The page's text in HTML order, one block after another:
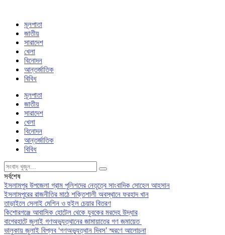
মূলপাতা
জাতীয়
সারাদেশ
খেলা
বিনোদন
আন্তর্জাতিক
বিবিধ
মূলপাতা
জাতীয়
সারাদেশ
খেলা
বিনোদন
আন্তর্জাতিক
বিবিধ
সর্বশেষ
ইসলামপুর উপজেলা গ্রাম পুলিশদের নেতৃত্বে সাংবাদিক সোহেল আহসান
ইসলামপুরের রাজনীতির মাঠে শক্তিশালী অবস্থানে ফরহাদ খান
তাড়াইলে সেলাই মেশিন ও হুইল চেয়ার বিতরণ
কিশোরগঞ্জে আবাসিক হোটেল থেকে যুবকের মরদেহ উদ্ধার
বাগেরহাটে জুলাই গণঅভ্যুত্থানের জামায়াতের গণ জমায়েত
ভালুকায় জুলাই বিপ্লব ‘গণঅভ্যুত্থান দিবস’ স্মরণে আলোচনা